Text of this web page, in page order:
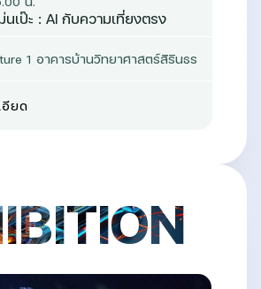
นเป๊ะ : AI กับความเที่ยงตรง
1 อาคารบ้านวิทยาศาสตร์สิรินธร
อียด